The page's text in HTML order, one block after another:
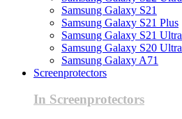
Samsung Galaxy S21
Samsung Galaxy S21 Plus
Samsung Galaxy S21 Ultra
Samsung Galaxy S20 Ultra
Samsung Galaxy A71
Screenprotectors
In Screenprotectors